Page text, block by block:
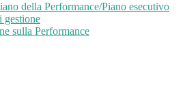
della Performance/Piano esecutivo
gestione
sulla Performance